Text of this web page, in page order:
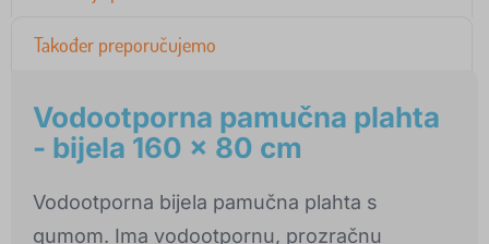
Također preporučujemo
Vodootporna pamučna plahta
- bijela 160 x 80 cm
Vodootporna bijela pamučna plahta s
gumom. Ima vodootpornu, prozračnu